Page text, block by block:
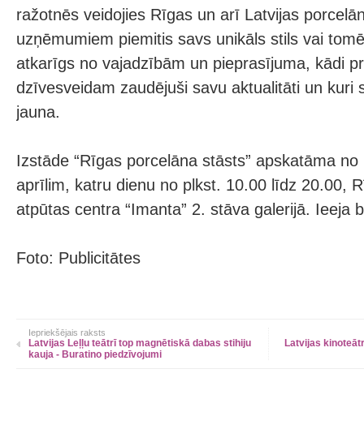
ražotnēs veidojies Rīgas un arī Latvijas
uzņēmumiem piemitis savs unikāls stils vai
atkarīgs no vajadzībām un pieprasījuma, kādi
dzīvesveidam zaudējuši savu aktualitāti un kuri
jauna.
Izstāde “Rīgas porcelāna stāsts” apskatāma
aprīlim, katru dienu no plkst. 10.00 līdz 20.00,
atpūtas centra “Imanta” 2. stāva galerijā. Ieeja
Foto: Publicitātes
Iepriekšējais raksts
Latvijas Leļļu teātrī top magnētiskā dabas stihiju
kauja - Buratino piedzīvojumi
Latvijas